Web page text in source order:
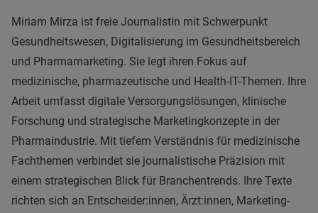
Miriam Mirza ist freie Journalistin mit Schwerpunkt
Gesundheitswesen, Digitalisierung im Gesundheitsbereich
und Pharmamarketing. Sie legt ihren Fokus auf
medizinische, pharmazeutische und Health-IT-Themen. Ihre
Arbeit umfasst digitale Versorgungslösungen, klinische
Forschung und strategische Marketingkonzepte in der
Pharmaindustrie. Mit tiefem Verständnis für medizinische
Fachthemen verbindet sie journalistische Präzision mit
einem strategischen Blick für Branchentrends. Ihre Texte
richten sich an Entscheider:innen, Ärzt:innen, Marketing-